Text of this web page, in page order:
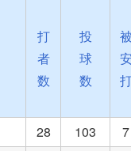
打
者
数
投
球
数
28 103
7